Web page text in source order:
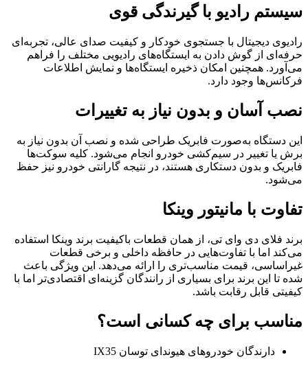
سیستم رادیو با گیرندگی قوی
رادیوی دیجیتال با جستجوی خودکار و کیفیت صدای عالی، تجربه‌ای
حرفه‌ای از گوش دادن به ایستگاه‌های رادیویی مختلف را فراهم
می‌آورد. همچنین امکان ذخیره ایستگاه‌ها و نمایش اطلاعات
فرکانس‌ها وجود دارد.
نصب آسان و بدون نیاز به تغییرات
این دستگاه به‌صورت فابریک طراحی شده و نصب آن بدون نیاز به
برش یا تغییر در سیم‌کشی خودرو انجام می‌شود. کلیه سوکت‌ها
فابریک و بدون دستکاری هستند، در نتیجه گارانتی خودرو نیز حفظ
می‌شود.
تفاوت با مانیتور وینکا
برند فلای دی وای تی، از همان قطعات باکیفیت برند وینکا استفاده
می‌کند اما با تفاوت‌هایی در حافظه داخلی و برخی قطعات
غیراساسی، قیمت مناسب‌تری را ارائه می‌دهد. این ویژگی باعث
شده تا این برند برای بسیاری از رانندگان گزینه‌ای اقتصادی‌تر اما با
کیفیتی قابل رقابت باشد.
مناسب برای چه کسانی است؟
دارندگان خودروهای هیوندای توسان IX35